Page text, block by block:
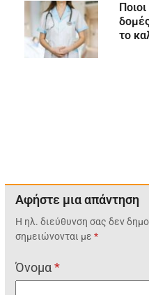
το
Αφήστε μια απάντηση
Η ηλ. διεύθυνση σας δεν
σημειώνονται με*
Όνομα*